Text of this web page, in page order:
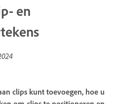
en
clips kunt toevoegen, hoe u